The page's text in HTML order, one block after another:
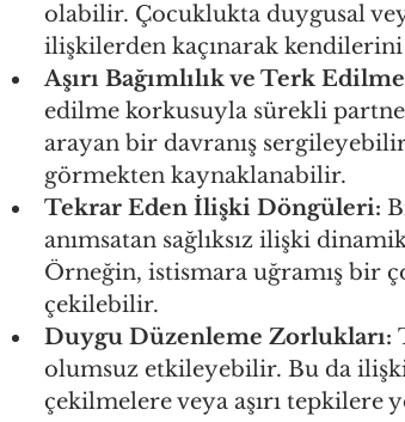
olabilir. Çocuklukta duygusal
ilişkilerden kaçınarak
Aşırı Bağımlılık ve Terk
edilme korkusuyla sürekli
arayan bir davranış
görmekten kaynaklanabilir.
Tekrar Eden İlişki Döngüleri:
anımsatan sağlıksız ilişki
Örneğin, istismara uğramış bir
çekilebilir.
Duygu Düzenleme Zorlukları:
olumsuz etkileyebilir. Bu da
çekilmelere veya aşırı tepkilere